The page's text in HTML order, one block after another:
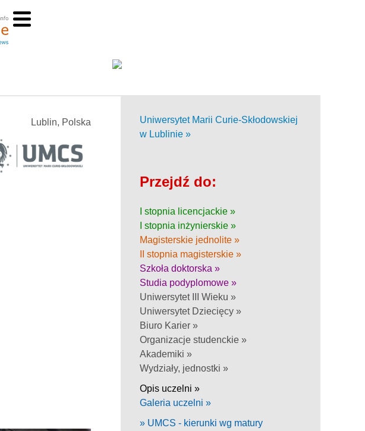
Lublin, Polska
Uniwersytet Marii Curie-Skłodowskiej
w Lublinie »
Przejdź do:
I stopnia licencjackie »
I stopnia inżynierskie »
Magisterskie jednolite »
II stopnia magisterskie »
Szkoła doktorska »
Studia podyplomowe »
Uniwersytet III Wieku »
Uniwersytet Dziecięcy »
Biuro Karier »
Organizacje studenckie »
Akademiki »
Wydziały, jednostki »
Opis uczelni »
Galeria uczelni »
» UMCS - kierunki wg matury